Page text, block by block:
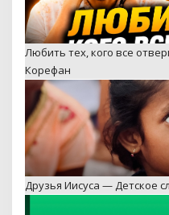
Любить тех, кого все
Корефан
Друзья Иисуса — Детское